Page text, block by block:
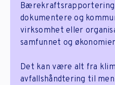
Bærekraftsrapportering
dokumentere og
virksomhet eller
samfunnet og
Det kan være alt fra
avfallshåndtering til